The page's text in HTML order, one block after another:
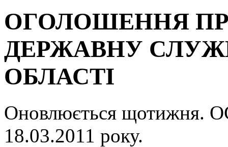
ОГОЛОШЕННЯ
ДЕРЖАВНУ
ОБЛАСТІ
Оновлюється
18.03.2011 року.